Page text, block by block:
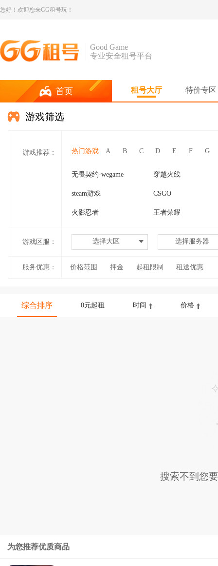
您好！欢迎您来GG租号玩！
Good Game
专业安全租号平台
首页 租号大厅 特价专区
游戏筛选
游戏推荐： 热门游戏 A B C D E F G
无畏契约-wegame 穿越火线
steam游戏 CSGO
火影忍者 王者荣耀
游戏区服： 选择大区 选择服务器
服务优惠： 价格范围 押金 起租限制 租送优惠
综合排序 0元起租 时间 价格
搜索不到您
为您推荐优质商品